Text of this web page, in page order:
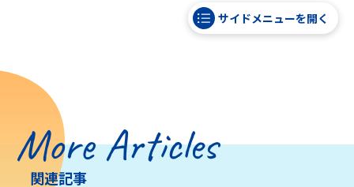
サイドメニューを開く
More Articles
関連記事